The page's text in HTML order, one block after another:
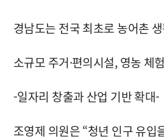
경남도는 전국 최초로 농어촌
소규모 주거·편의시설, 영농 체
-일자리 창출과 산업 기반 확대-
조영제 의원은 “청년 인구 유입